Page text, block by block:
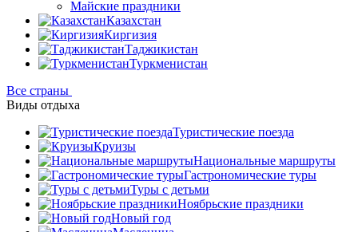
Майские праздники
Казахстан
Киргизия
Таджикистан
Туркменистан
Все страны
Виды отдыха
Туристические поезда
Круизы
Национальные маршруты
Гастрономические туры
Туры с детьми
Ноябрьские праздники
Новый год